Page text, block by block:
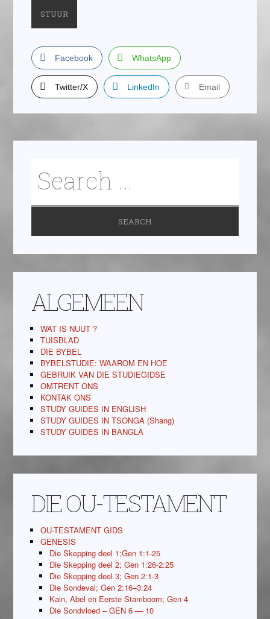
Facebook WhatsApp
Twitter/X LinkedIn Email
ALGEMEEN
WAT IS NUUT ?
TUISBLAD
DIE BYBEL
BYBELSTUDIE: WAAROM EN HOE
GEBRUIK VAN DIE STUDIEGIDSE
OMTRENT ONS
KONTAK ONS
STUDY GUIDES IN ENGLISH
STUDY GUIDES IN TSONGA (Shang)
STUDY GUIDES IN BANGLA
DIE OU-TESTAMENT
OU-TESTAMENT GIDS
GENESIS
Die Skepping deel 1;Gen 1:1-25
Die Skepping deel 2; Gen 1:26-2:25
Die Skepping deel 3; Gen 2:1-3
Die Sondeval; Gen 2:16–3:24
Kain, Abel en Eerste Stamboom; Gen 4
Die Sondvloed – GEN 6 — 10